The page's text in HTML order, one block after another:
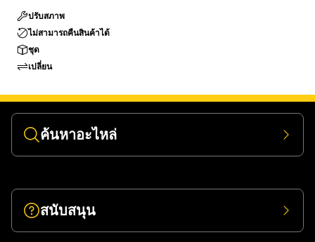
ปรับสภาพ
ไม่สามารถคืนสินค้าได้
ชุด
เปลี่ยน
ค้นหาอะไหล่
สนับสนุน